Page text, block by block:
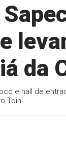
da
e hall de
Toin...